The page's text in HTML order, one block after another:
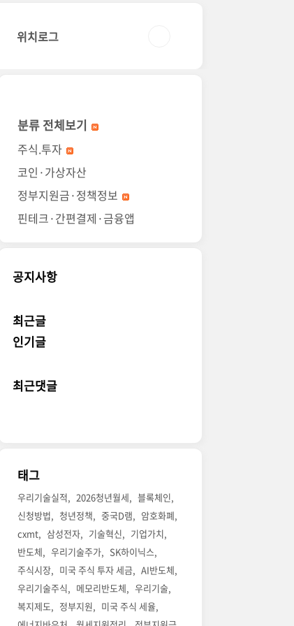
위치로그
분류 전체보기
주식.투자
코인·가상자산
정부지원금·정책정보
핀테크·간편결제·금융앱
공지사항
최근글
인기글
최근댓글
태그
우리기술실적 2026청년월세
블록체인
신청방법
청년정책 중국D램
암호화폐
cxmt
삼성전자 기술혁신
기업가치
반도체
우리기술주가
SK하이닉스
주식시장
미국 주식 투자 세금
AI반도체
우리기술주식
메모리반도체
우리기술
복지제도
정부지원
미국 주식 세율